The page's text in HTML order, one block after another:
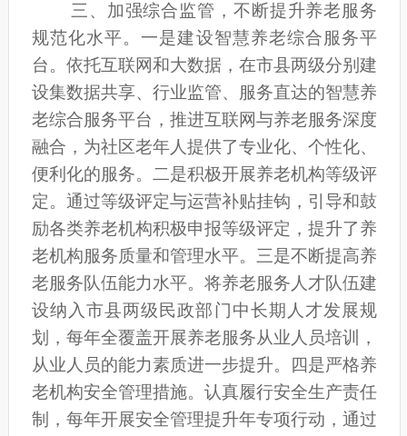
三、加强综合监管，不断提升养老服务
规范化水平。 一是建设智慧养老综合服务平
台。依托互联网和大数据，在市县两级分别建
设集数据共享、行业监管、服务直达的智慧养
老综合服务平台，推进互联网与养老服务深度
融合，为社区老年人提供了专业化、个性化、
便利化的服务。二是积极开展养老机构等级评
定。通过等级评定与运营补贴挂钩，引导和鼓
励各类养老机构积极申报等级评定，提升了养
老机构服务质量和管理水平。三是不断提高养
老服务队伍能力水平。将养老服务人才队伍建
设纳入市县两级民政部门中长期人才发展规
划，每年全覆盖开展养老服务从业人员培训，
从业人员的能力素质进一步提升。四是严格养
老机构安全管理措施。认真履行安全生产责任
制，每年开展安全管理提升年专项行动，通过